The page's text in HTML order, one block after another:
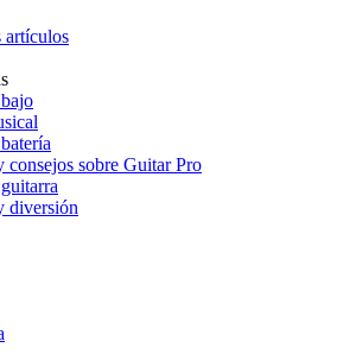
artículos
consejos sobre Guitar Pro
diversión